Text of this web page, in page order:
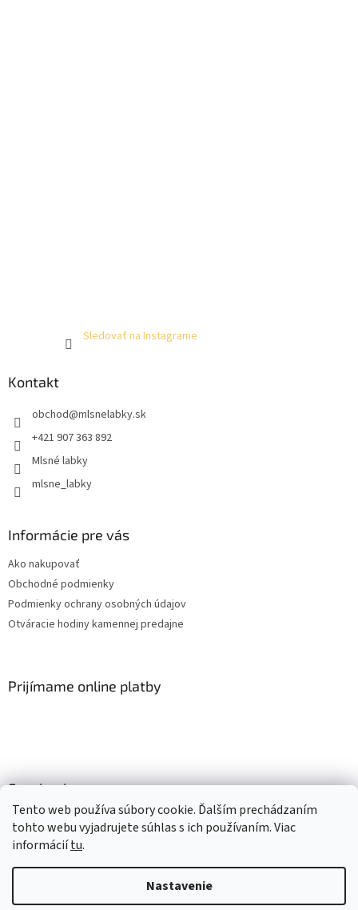
Tento web používa súbory cookie. Ďalším prechádzaním
tohto webu vyjadrujete súhlas s ich používaním. Viac
informáciítu.
Nastavenie
Sledovať na Instagrame
Kontakt
obchod@mlsnelabky.sk
+421 907 363 892
Mlsné labky
mlsne_labky
Informácie pre vás
Ako nakupovať
Obchodné podmienky
Podmienky ochrany osobných údajov
Otváracie hodiny kamennej predajne
Prijímame online platby
Facebook
Vytvoril Shoptet